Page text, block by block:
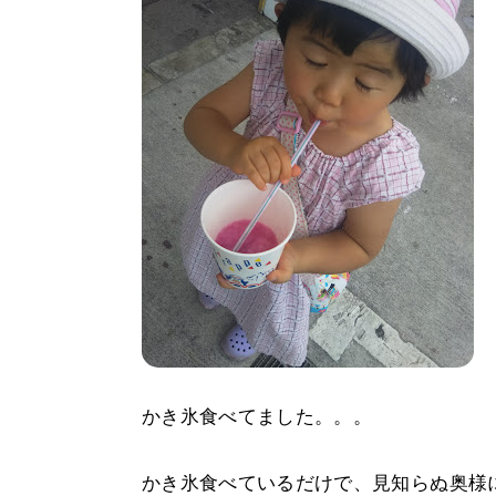
かき氷食べてました。。。
かき氷食べているだけで、見知らぬ奥様